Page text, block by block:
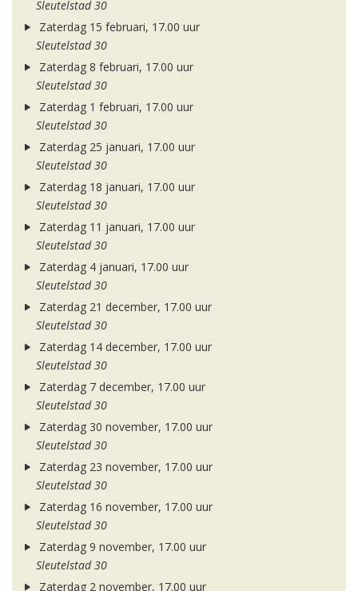
Sleutelstad 30
Zaterdag 15 februari, 17.00 uur
Sleutelstad 30
Zaterdag 8 februari, 17.00 uur
Sleutelstad 30
Zaterdag 1 februari, 17.00 uur
Sleutelstad 30
Zaterdag 25 januari, 17.00 uur
Sleutelstad 30
Zaterdag 18 januari, 17.00 uur
Sleutelstad 30
Zaterdag 11 januari, 17.00 uur
Sleutelstad 30
Zaterdag 4 januari, 17.00 uur
Sleutelstad 30
Zaterdag 21 december, 17.00 uur
Sleutelstad 30
Zaterdag 14 december, 17.00 uur
Sleutelstad 30
Zaterdag 7 december, 17.00 uur
Sleutelstad 30
Zaterdag 30 november, 17.00 uur
Sleutelstad 30
Zaterdag 23 november, 17.00 uur
Sleutelstad 30
Zaterdag 16 november, 17.00 uur
Sleutelstad 30
Zaterdag 9 november, 17.00 uur
Sleutelstad 30
Zaterdag 2 november, 17.00 uur